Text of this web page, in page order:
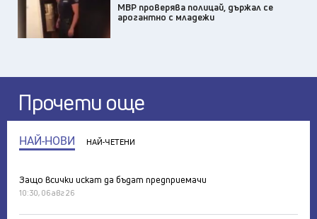
МВР проверява полицай, държал се
арогантно с младежи
Прочети още
НАЙ-НОВИ НАЙ-ЧЕТЕНИ
Защо всички искат да бъдат предприемачи
10:30, 06 авг 26